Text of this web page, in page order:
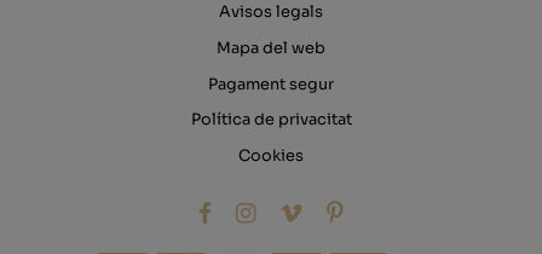
Avisos legals
Mapa del web
Pagament segur
Política de privacitat
Cookies